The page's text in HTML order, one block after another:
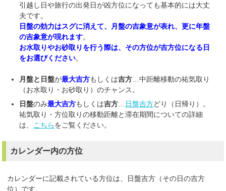
引越し日や旅行の出発日が凶方位になっても基本的には大丈
夫です。
日盤の効力はスグに消えて、月盤の吉象意が表れ、更に年盤
の吉象意が現れます。
お水取りやお砂取りを行う際は、その方位が吉方位になる日
をお選びください。
月盤と日盤が最大吉方もしくは吉方 …中距離移動の祐気取り
（お水取り・お砂取り）のチャンス。
日盤のみ最大吉方もしくは吉方 日盤吉方どり（日帰り）。
祐気取り・方位取りの移動距離と滞在期間についての詳細
は、
こちらをご覧ください。
カレンダー内の方位
カレンダーに記載されている方位は、日盤吉方（その日の吉方
位）です。